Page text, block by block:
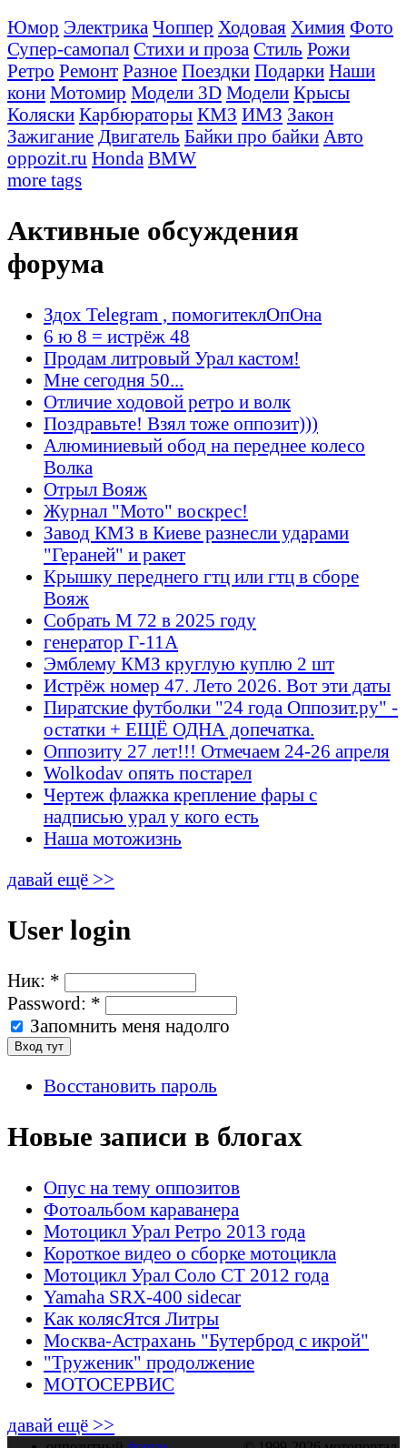
Юмор Электрика Чоппер Ходовая Химия Фото
Супер-самопал Стихи и проза Стиль Рожи
Ретро Ремонт Разное Поездки Подарки Наши
кони Мотомир Модели 3D Модели Крысы
Коляски Карбюраторы КМЗ ИМЗ Закон
Зажигание Двигатель Байки про байки Авто
oppozit.ru Honda BMW
more tags
Активные обсуждения
форума
Здох Telegram , помогитеклОпОна
6 ю 8 = истрёж 48
Продам литровый Урал кастом!
Мне сегодня 50...
Отличие ходовой ретро и волк
Поздравьте! Взял тоже оппозит)))
Алюминиевый обод на переднее колесо
Волка
Отрыл Вояж
Журнал "Мото" воскрес!
Завод КМЗ в Киеве разнесли ударами
"Гераней" и ракет
Крышку переднего гтц или гтц в сборе
Вояж
Собрать М 72 в 2025 году
генератор Г-11А
Эмблему КМЗ круглую куплю 2 шт
Истрёж номер 47. Лето 2026. Вот эти даты
Пиратские футболки "24 года Оппозит.ру" -
остатки + ЕЩЁ ОДНА допечатка.
Оппозиту 27 лет!!! Отмечаем 24-26 апреля
Wolkodav опять постарел
Чертеж флажка крепление фары с
надписью урал у кого есть
Наша мотожизнь
давай ещё >>
User login
Ник: *
Password: *
Запомнить меня надолго
Восстановить пароль
Новые записи в блогах
Опус на тему оппозитов
Фотоальбом караванера
Мотоцикл Урал Ретро 2013 года
Короткое видео о сборке мотоцикла
Мотоцикл Урал Соло СТ 2012 года
Yamaha SRX-400 sidecar
Как колясЯтся Литры
Москва-Астрахань "Бутерброд с икрой"
"Труженик" продолжение
МОТОСЕРВИС
давай ещё >>